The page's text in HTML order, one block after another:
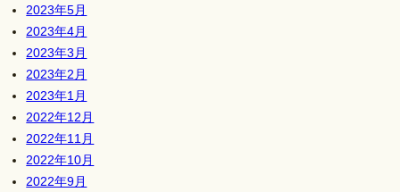
2023年5月
2023年4月
2023年3月
2023年2月
2023年1月
2022年12月
2022年11月
2022年10月
2022年9月